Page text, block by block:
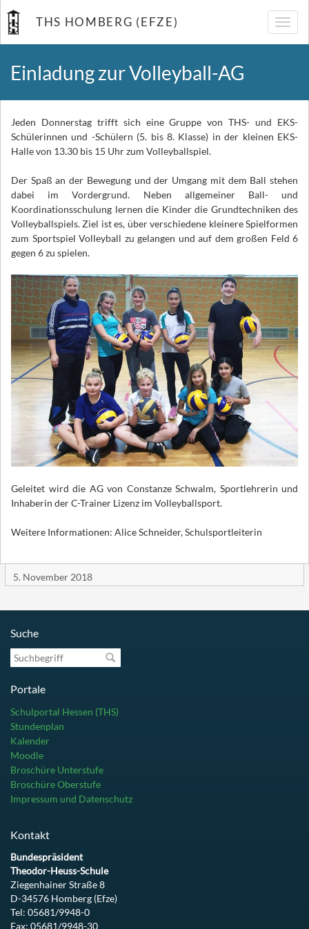
THS HOMBERG (EFZE)
Einladung zur Volleyball-AG
Jeden Donnerstag trifft sich eine Gruppe von THS- und EKS-
Schülerinnen und -Schülern (5. bis 8. Klasse) in der kleinen EKS-
Halle von 13.30 bis 15 Uhr zum Volleyballspiel.
Der Spaß an der Bewegung und der Umgang mit dem Ball stehen
dabei im Vordergrund. Neben allgemeiner Ball- und
Koordinationsschulung lernen die Kinder die Grundtechniken des
Volleyballspiels. Ziel ist es, über verschiedene kleinere Spielformen
zum Sportspiel Volleyball zu gelangen und auf dem großen Feld 6
gegen 6 zu spielen.
Geleitet wird die AG von Constanze Schwalm, Sportlehrerin und
Inhaberin der C-Trainer Lizenz im Volleyballsport.
Weitere Informationen: Alice Schneider, Schulsportleiterin
5. November 2018
Suche
Suchbegriff
Portale
Schulportal Hessen (THS)
Stundenplan
Kalender
Moodle
Broschüre Unterstufe
Broschüre Oberstufe
Impressum und Datenschutz
Kontakt
Bundespräsident
Theodor-Heuss-Schule
Ziegenhainer Straße 8
D-34576 Homberg (Efze)
Tel: 05681/9948-0
Fax: 05681/9948-30